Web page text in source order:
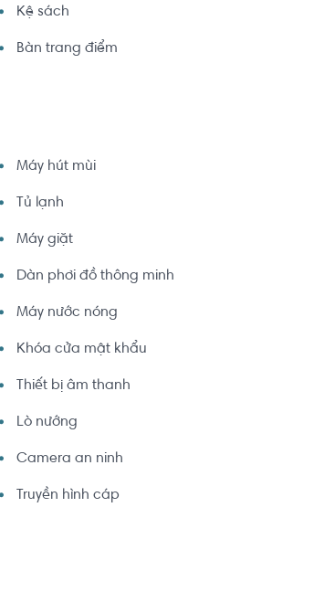
Kệ sách
Bàn trang điểm
Máy hút mùi
Tủ lạnh
Máy giặt
Dàn phơi đồ thông minh
Máy nước nóng
Khóa cửa mật khẩu
Thiết bị âm thanh
Lò nướng
Camera an ninh
Truyền hình cáp